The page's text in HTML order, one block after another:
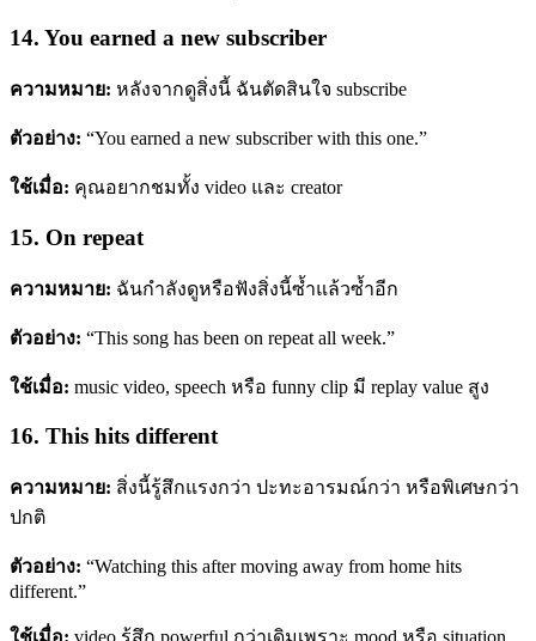
14. You earned a new subscriber
ความหมาย: หลังจากดูสิ่งนี้ ฉันตัดสินใจ subscribe
ตัวอย่าง: “You earned a new subscriber with this one.”
ใช้เมื่อ: คุณอยากชมทั้ง video และ creator
15. On repeat
ความหมาย: ฉันกำลังดูหรือฟังสิ่งนี้ซ้ำแล้วซ้ำอีก
ตัวอย่าง: “This song has been on repeat all week.”
ใช้เมื่อ: music video, speech หรือ funny clip มี replay value สูง
16. This hits different
ความหมาย: สิ่งนี้รู้สึกแรงกว่า ปะทะอารมณ์กว่า หรือพิเศษกว่า
ปกติ
ตัวอย่าง: “Watching this after moving away from home hits
different.”
ใช้เมื่อ: video รู้สึก powerful กว่าเดิมเพราะ mood หรือ situation